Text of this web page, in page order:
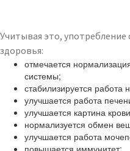
Учитывая это, употребление
здоровья:
отмечается
системы;
стабилизируется работа
улучшается работа
улучшается картина
нормализуется обмен
улучшается работа
повышается иммунитет;